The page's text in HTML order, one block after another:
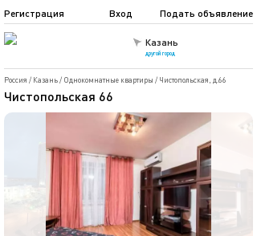
Казань
другой город
Подать объявление
Регистрация Вход
Россия / Казань/ Однокомнатные квартиры / Чистопольская, д.66
Чистопольская 66